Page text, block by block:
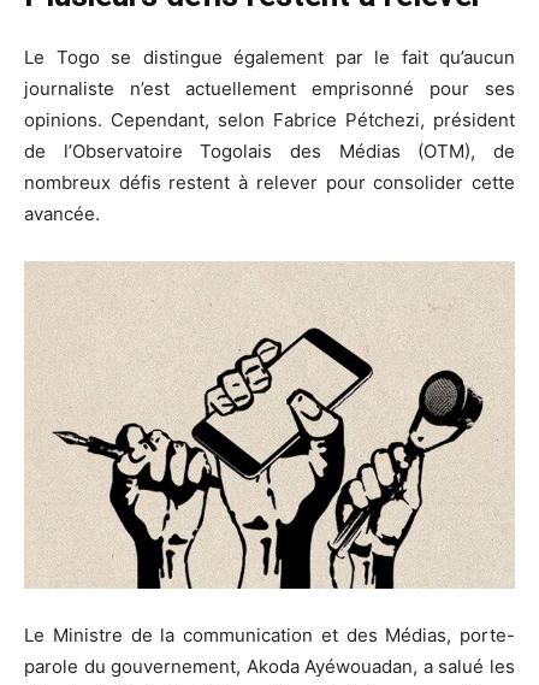
Le Togo se distingue également par le fait qu’aucun
journaliste n’est actuellement emprisonné pour ses
opinions. Cependant, selon Fabrice Pétchezi, président
de l’Observatoire Togolais des Médias (OTM), de
nombreux défis restent à relever pour consolider cette
avancée.
Le Ministre de la communication et des Médias, porte-
parole du gouvernement, Akoda Ayéwouadan, a salué les